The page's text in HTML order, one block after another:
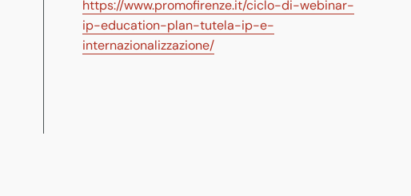
https://www.promofirenze.it/ciclo-di-webinar-
ip-education-plan-tutela-ip-e-
internazionalizzazione/